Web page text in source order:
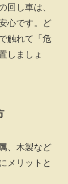
回し車は、
心です。ど
触れて「危
しましょ
、木製など
メリットと